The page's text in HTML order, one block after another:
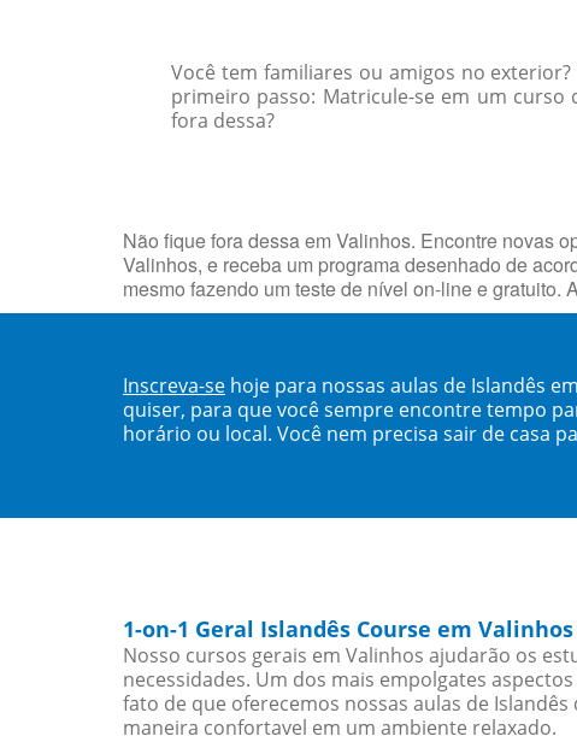
Você tem familiares ou amigos no
primeiro passo: Matricule-se em um curso
fora dessa?
Não fique fora dessa em Valinhos. Encontre novas
Valinhos, e receba um programa desenhado de
mesmo fazendo um teste de nível on-line e
Inscreva-se hoje para nossas aulas de Islandês
quiser, para que você sempre encontre tempo
horário ou local. Você nem precisa sair de casa
1-on-1 Geral Islandês Course em Valinhos
Nosso cursos gerais em Valinhos ajudarão os
necessidades. Um dos mais empolgates
fato de que oferecemos nossas aulas de
maneira confortavel em um ambiente relaxado.